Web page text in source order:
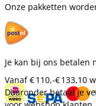
Onze pakketten
Je kan bij ons betalen
Vanaf€ 110,-€ 133,10
Daaronder betaal je